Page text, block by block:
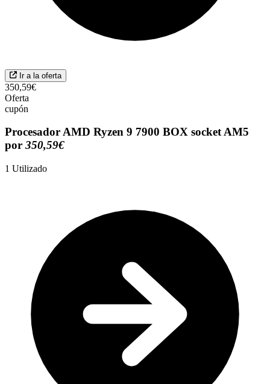
Ir a la oferta
350,59€
Oferta
cupón
Procesador AMD Ryzen 9 7900 BOX socket AM5
por 350,59€
1 Utilizado